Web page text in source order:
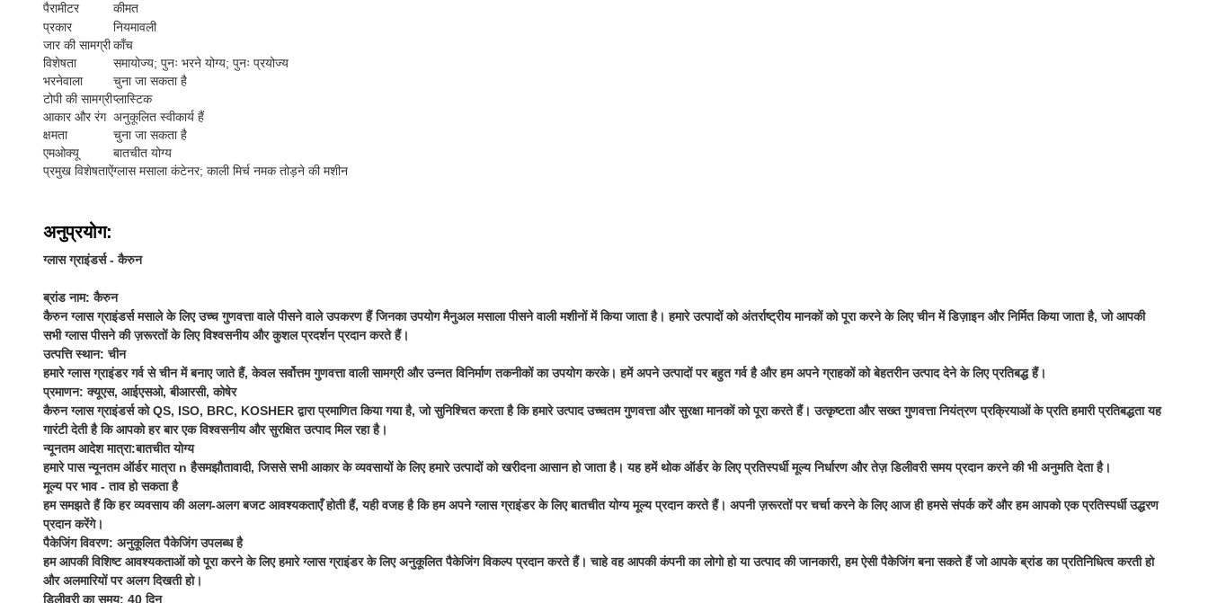
पैरामीटर
कीमत
प्रकार
नियमावली
जार की सामग्रीकाँच
विशेषता
समायोज्य; पुनः भरने योग्य; पुनः प्रयोज्य
भरनेवाला
चुना जा सकता है
टोपी की सामग्रीप्लास्टिक
आकार और रंग अनुकूलित स्वीकार्य हैं
क्षमता
चुना जा सकता है
एमओक्यू
बातचीत योग्य
प्रमुख विशेषताऐंग्लास मसाला कंटेनर; काली मिर्च नमक तोड़ने की मशीन
अनुप्रयोग:
ग्लास ग्राइंडर्स - कैरुन
ब्रांड नाम: कैरुन
कैरुन ग्लास ग्राइंडर्स मसाले के लिए उच्च गुणवत्ता वाले पीसने वाले उपकरण हैं जिनका उपयोग मैनुअल मसाला पीसने वाली मशीनों में किया जाता है। हमारे उत्पादों को अंतर्राष्ट्रीय मानकों को पूरा करने के लिए चीन में डिज़ाइन और निर्मित किया जाता है, जो आपकी
सभी ग्लास पीसने की ज़रूरतों के लिए विश्वसनीय और कुशल प्रदर्शन प्रदान करते हैं।
उत्पत्ति स्थान: चीन
हमारे ग्लास ग्राइंडर गर्व से चीन में बनाए जाते हैं, केवल सर्वोत्तम गुणवत्ता वाली सामग्री और उन्नत विनिर्माण तकनीकों का उपयोग करके। हमें अपने उत्पादों पर बहुत गर्व है और हम अपने ग्राहकों को बेहतरीन उत्पाद देने के लिए प्रतिबद्ध हैं।
प्रमाणन: क्यूएस, आईएसओ, बीआरसी, कोषेर
कैरुन ग्लास ग्राइंडर्स को QS, ISO, BRC, KOSHER द्वारा प्रमाणित किया गया है, जो सुनिश्चित करता है कि हमारे उत्पाद उच्चतम गुणवत्ता और सुरक्षा मानकों को पूरा करते हैं। उत्कृष्टता और सख्त गुणवत्ता नियंत्रण प्रक्रियाओं के प्रति हमारी प्रतिबद्धता यह
गारंटी देती है कि आपको हर बार एक विश्वसनीय और सुरक्षित उत्पाद मिल रहा है।
न्यूनतम आदेश मात्रा:बातचीत योग्य
हमारे पास न्यूनतम ऑर्डर मात्रा n हैसमझौतावादी, जिससे सभी आकार के व्यवसायों के लिए हमारे उत्पादों को खरीदना आसान हो जाता है। यह हमें थोक ऑर्डर के लिए प्रतिस्पर्धी मूल्य निर्धारण और तेज़ डिलीवरी समय प्रदान करने की भी अनुमति देता है।
मूल्य पर भाव - ताव हो सकता है
हम समझते हैं कि हर व्यवसाय की अलग-अलग बजट आवश्यकताएँ होती हैं, यही वजह है कि हम अपने ग्लास ग्राइंडर के लिए बातचीत योग्य मूल्य प्रदान करते हैं। अपनी ज़रूरतों पर चर्चा करने के लिए आज ही हमसे संपर्क करें और हम आपको एक प्रतिस्पर्धी उद्धरण
प्रदान करेंगे।
पैकेजिंग विवरण: अनुकूलित पैकेजिंग उपलब्ध है
हम आपकी विशिष्ट आवश्यकताओं को पूरा करने के लिए हमारे ग्लास ग्राइंडर के लिए अनुकूलित पैकेजिंग विकल्प प्रदान करते हैं। चाहे वह आपकी कंपनी का लोगो हो या उत्पाद की जानकारी, हम ऐसी पैकेजिंग बना सकते हैं जो आपके ब्रांड का प्रतिनिधित्व करती हो
और अलमारियों पर अलग दिखती हो।
डिलीवरी का समय: 40 दिन